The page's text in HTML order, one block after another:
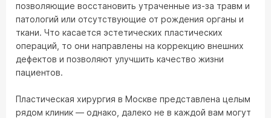
позволяющие восстановить утраченные из-за травм и
патологий или отсутствующие от рождения органы и
ткани. Что касается эстетических пластических
операций, то они направлены на коррекцию внешних
дефектов и позволяют улучшить качество жизни
пациентов.
Пластическая хирургия в Москве представлена целым
рядом клиник — однако, далеко не в каждой вам могут